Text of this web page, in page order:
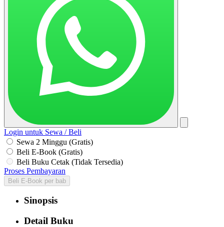
Login untuk Sewa / Beli
Sewa 2 Minggu (Gratis)
Beli E-Book (Gratis)
Beli Buku Cetak (Tidak Tersedia)
Proses Pembayaran
Beli E-Book per bab
Sinopsis
Detail Buku